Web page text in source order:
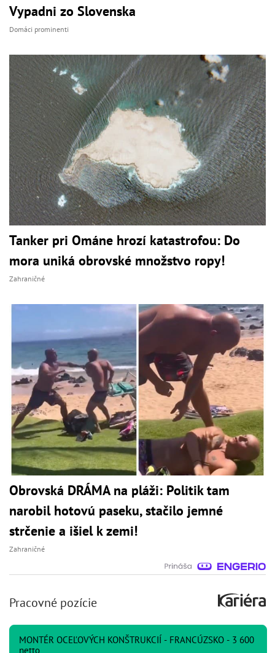
Vypadni zo Slovenska
Domáci prominenti
Tanker pri Ománe hrozí katastrofou: Do
mora uniká obrovské množstvo ropy!
Zahraničné
Obrovská DRÁMA na pláži: Politik tam
narobil hotovú paseku, stačilo jemné
strčenie a išiel k zemi!
Zahraničné
Pracovné pozície
MONTÉR OCEĽOVÝCH KONŠTRUKCIÍ - FRANCÚZSKO - 3 600
netto